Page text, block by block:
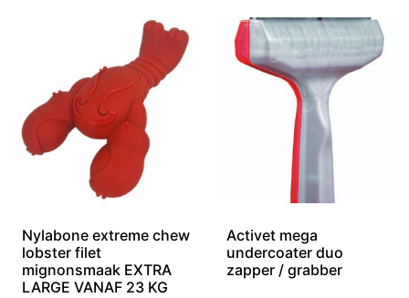
Nylabone extreme chew
lobster filet
mignonsmaak EXTRA
LARGE VANAF 23 KG
Activet mega
undercoater duo
zapper / grabber